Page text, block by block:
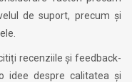
de suport, precum și
recenziile și feedback-
idee despre calitatea și